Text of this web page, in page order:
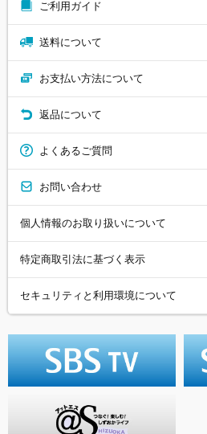
ご利用ガイド
送料について
お支払い方法について
返品について
よくあるご質問
お問い合わせ
個人情報のお取り扱いについて
特定商取引法に基づく表示
セキュリティと利用環境について